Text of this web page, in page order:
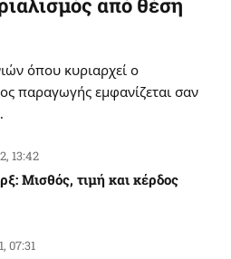
από θέση
όπου κυριαρχεί ο
παραγωγής εμφανίζεται σαν
13:42
Μισθός, τιμή και κέρδος
07:31